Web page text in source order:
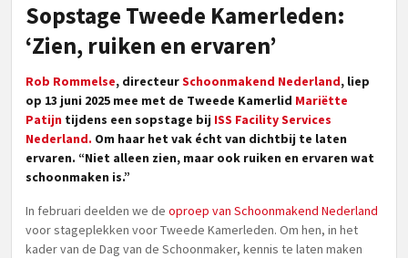
Sopstage Tweede Kamerleden:
‘Zien, ruiken en ervaren’
Rob Rommelse, directeurSchoonmakend Nederland, liep
op 13 juni 2025 mee met de Tweede Kamerlid Mariëtte
Patijn tijdens een sopstage bij ISS Facility Services
Nederland. Om haar het vak écht van dichtbij te laten
ervaren. “Niet alleen zien, maar ook ruiken en ervaren wat
schoonmaken is.”
In februari deelden we de oproep van Schoonmakend Nederland
voor stageplekken voor Tweede Kamerleden. Om hen, in het
kader van de Dag van de Schoonmaker, kennis te laten maken